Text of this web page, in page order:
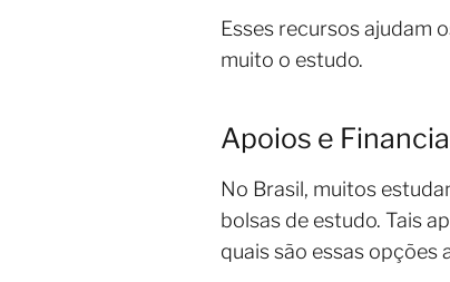
Esses recursos ajudam
muito o estudo.
Apoios e
No Brasil, muitos
bolsas de estudo. Tais
quais são essas opções